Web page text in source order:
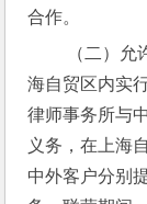
合作。
海自贸区内实
律师事务所与
义务，在上海
中外客户分别